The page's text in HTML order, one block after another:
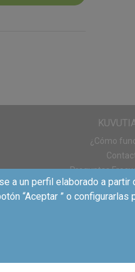
y mencionando
estos
(reel, vídeo, post
en las
para los peques
para probar
¿Cómo
Preguntas
a un perfil elaborado a partir
“Aceptar ” o configurarlas